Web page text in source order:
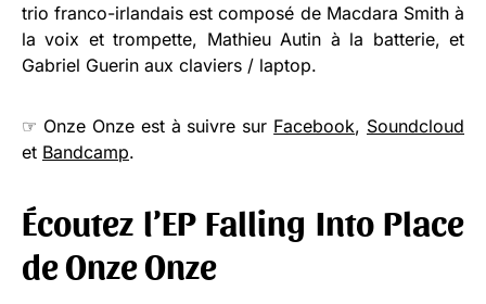
trio franco-irlandais est composé de Macdara Smith à
la voix et trompette, Mathieu Autin à la batterie, et
Gabriel Guerin aux claviers / laptop.
☞ Onze Onze est à suivre sur Facebook, Soundcloud
et Bandcamp.
Écoutez l’EP Falling Into Place
de Onze Onze